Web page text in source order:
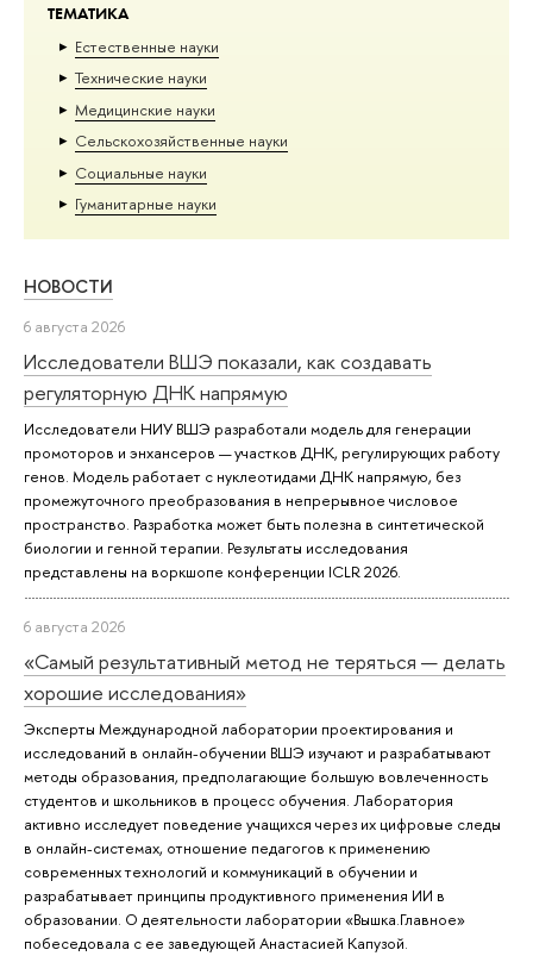
ТЕМАТИКА
Естественные науки
Тех­ничес­кие науки
Медицинские науки
Сельскохозяйственные науки
Социальные науки
Гуманитарные науки
НОВОСТИ
6 августа 2026
Исследователи ВШЭ показали, как создавать
регуляторную ДНК напрямую
Исследователи НИУ ВШЭ разработали модель для генерации
промоторов и энхансеров — участков ДНК, регулирующих работу
генов. Модель работает с нуклеотидами ДНК напрямую, без
промежуточного преобразования в непрерывное числовое
пространство. Разработка может быть полезна в синтетической
биологии и генной терапии. Результаты исследования
представлены на воркшопе конференции ICLR 2026.
6 августа 2026
«Самый результативный метод не теряться — делать
хорошие исследования»
Эксперты Международной лаборатории проектирования и
исследований в онлайн-обучении ВШЭ изучают и разрабатывают
методы образования, предполагающие большую вовлеченность
студентов и школьников в процесс обучения. Лаборатория
активно исследует поведение учащихся через их цифровые следы
в онлайн-системах, отношение педагогов к применению
современных технологий и коммуникаций в обучении и
разрабатывает принципы продуктивного применения ИИ в
образовании. О деятельности лаборатории «Вышка.Главное»
побеседовала с ее заведующей Анастасией Капузой.